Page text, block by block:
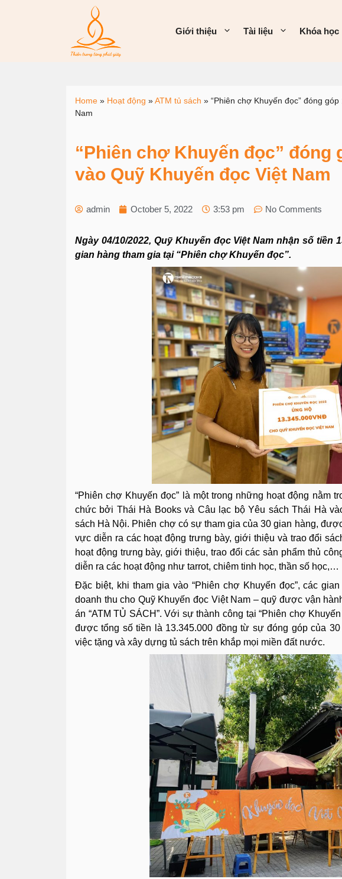
Giới thiệu Tài liệu Khóa học
Home » Hoạt động »ATM tủ sách » “Phiên chợ Khuyến đọc” đóng
Nam
“Phiên chợ Khuyến đọc” đóng
vào Quỹ Khuyến đọc Việt Nam
admin October 5, 2022 3:53 pm No Comments
Ngày 04/10/2022, Quỹ Khuyến đọc Việt Nam nhận số tiền
gian hàng tham gia tại “Phiên chợ Khuyến đọc”.
“Phiên chợ Khuyến đọc” là một trong những hoạt động nằm
chức bởi Thái Hà Books và Câu lạc bộ Yêu sách Thái Hà
sách Hà Nội. Phiên chợ có sự tham gia của 30 gian hàng,
vực diễn ra các hoạt động trưng bày, giới thiệu và trao đổi
hoạt động trưng bày, giới thiệu, trao đổi các sản phẩm thủ
diễn ra các hoạt động như tarrot, chiêm tinh học, thần số học,…
Đặc biệt, khi tham gia vào “Phiên chợ Khuyến đọc”, các
doanh thu cho Quỹ Khuyến đọc Việt Nam – quỹ được vận
án “ATM TỦ SÁCH”. Với sự thành công tại “Phiên chợ
được tổng số tiền là 13.345.000 đồng từ sự đóng góp của
việc tặng và xây dựng tủ sách trên khắp mọi miền đất nước.